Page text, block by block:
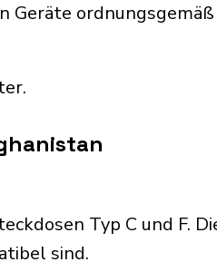
Geräte
Typ C und F.
sind.